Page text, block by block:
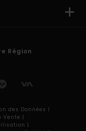
Région
des Données |
Vente |
|